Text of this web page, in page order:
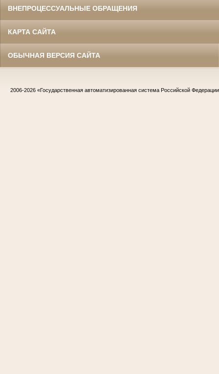
ВНЕПРОЦЕССУАЛЬНЫЕ ОБРАЩЕНИЯ
КАРТА САЙТА
ОБЫЧНАЯ ВЕРСИЯ САЙТА
2006-2026 «Государственная автоматизированная система Российской